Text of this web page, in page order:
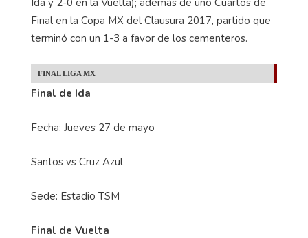
Final en la Copa MX del Clausura 2017, partido que
terminó con un 1-3 a favor de los cementeros.
FINAL LIGA MX
Final de Ida
Fecha: Jueves 27 de mayo
Santos vs Cruz Azul
Sede: Estadio TSM
Final de Vuelta